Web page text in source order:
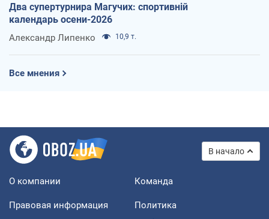
Два супертурнира Магучих: спортивній
календарь осени-2026
Александр Липенко 10,9 т.
Все мнения
В начало
О компании Команда
Правовая информация
Политика